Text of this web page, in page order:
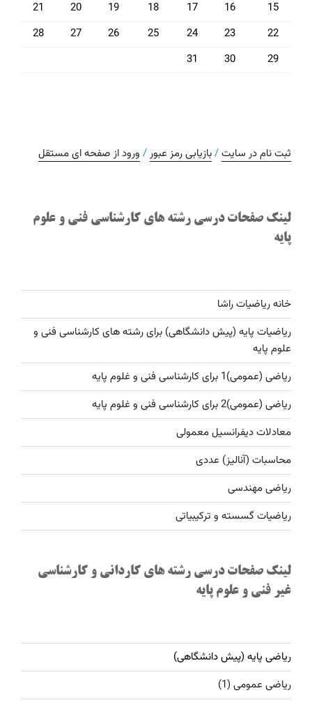
15
16
17
18
19
20
21
22
23
24
25
26
27
28
29
30
31
ثبت نام در سایت/بازیابی رمز عبور/ ورود از صفحه ای مستقل
لینک صفحات درسی رشته های کارشناسی فنی و علوم
پایه
خانه ریاضیات راشا
ریاضیات پایه (پیش دانشگاهی) برای رشته های کارشناسی فنی و
علوم پایه
ریاضی (عمومی)1 برای کارشناسی فنی و غلوم پایه
ریاضی (عمومی)2 برای کارشناسی فنی و غلوم پایه
معادلات دیفرانسیل معمولی
محاسبات (آنالیز) عددی
ریاضی مهندسی
ریاضیات گسسته و ترکیبیاتی
لینک صفحات درسی رشته های کاردانی و کارشناسی
غیر فنی و علوم پایه
ریاضی پایه (پیش دانشگاهی)
ریاضی عمومی (1)